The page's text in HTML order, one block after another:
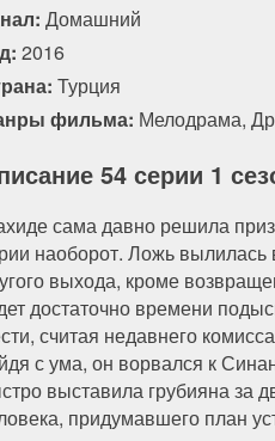
Домашний
2016
Турция
фильма: Мелодрама,
54 серии 1
сама давно решила
наоборот. Ложь
выхода, кроме
достаточно времени
считая недавнего
с ума, он ворвался к
выставила грубияна за
придумавшего план